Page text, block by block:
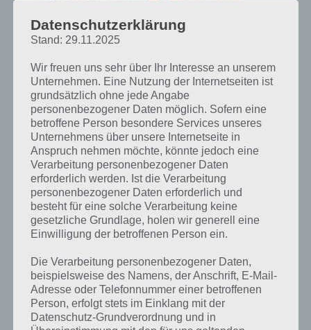
Machines” kennt, dem wird das Prinzip bekannt vorkommen. So
muss bspw. über eine Bahn in einen Korb gelangen. Dazu muss man
das ganze auch noch gedreht werden und dann die Simulation
gestartet werden.
Dabei müsst ihr auf dem Weg Sterne einsammeln. Schon bald wird
es hier auf Touchportal.de eine Lösung der Aufgaben mit maximaler
Punktzahl geben. Auch ein Walkthrough und ein ausführliches App
Review ist geplant.
Wer sich Amazing Alex auf sein Gerät laden möchte, dem stehen
verschiedene Versionen zur Verfügung. Hier im Überblick:
Google Play Store (Android)
Amazing Alex (0,81 Euro)
Amazing Alex HD (2,45 Euro)
Datenschutzerklärung
Stand: 29.11.2025
Wir freuen uns sehr über Ihr Interesse an unserem
Unternehmen. Eine Nutzung der Internetseiten ist
grundsätzlich ohne jede Angabe
personenbezogener Daten möglich. Sofern eine
betroffene Person besondere Services unseres
Unternehmens über unsere Internetseite in
Anspruch nehmen möchte, könnte jedoch eine
Verarbeitung personenbezogener Daten
erforderlich werden. Ist die Verarbeitung
personenbezogener Daten erforderlich und
besteht für eine solche Verarbeitung keine
gesetzliche Grundlage, holen wir generell eine
Einwilligung der betroffenen Person ein.
Die Verarbeitung personenbezogener Daten,
beispielsweise des Namens, der Anschrift, E-Mail-
Adresse oder Telefonnummer einer betroffenen
Person, erfolgt stets im Einklang mit der
Datenschutz-Grundverordnung und in